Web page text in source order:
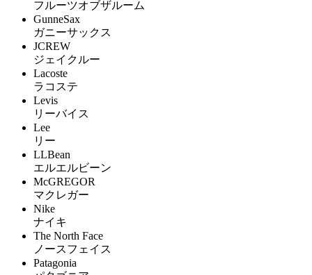
フルーツオブザルーム
GunneSax
ガニーサックス
JCREW
ジェイクルー
Lacoste
ラコステ
Levis
リーバイス
Lee
リー
LLBean
エルエルビーン
McGREGOR
マクレガー
Nike
ナイキ
The North Face
ノースフェイス
Patagonia